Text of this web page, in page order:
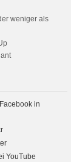
weniger als
in
YouTube